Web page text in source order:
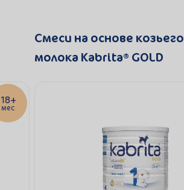
Смеси на основе козьего
молока Kabrita® GOLD
18+
мес